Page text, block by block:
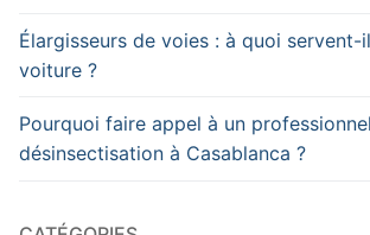
Élargisseurs de voies : à quoi servent-
voiture ?
Pourquoi faire appel à un
désinsectisation à Casablanca ?